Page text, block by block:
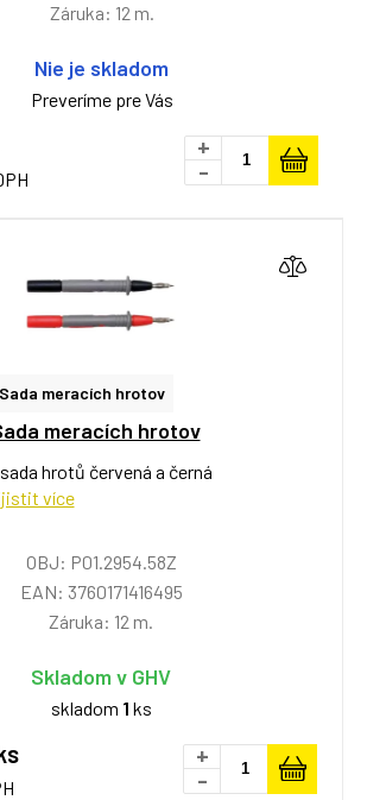
Záruka: 12 m.
Nie je skladom
Preveríme pre Vás
+
-
Sada meracích hrotov
meracích hrotov
sada hrotů červená a černá
více
OBJ: P01.2954.58Z
EAN: 3760171416495
Záruka: 12 m.
Skladom v GHV
skladom 1 ks
+
-